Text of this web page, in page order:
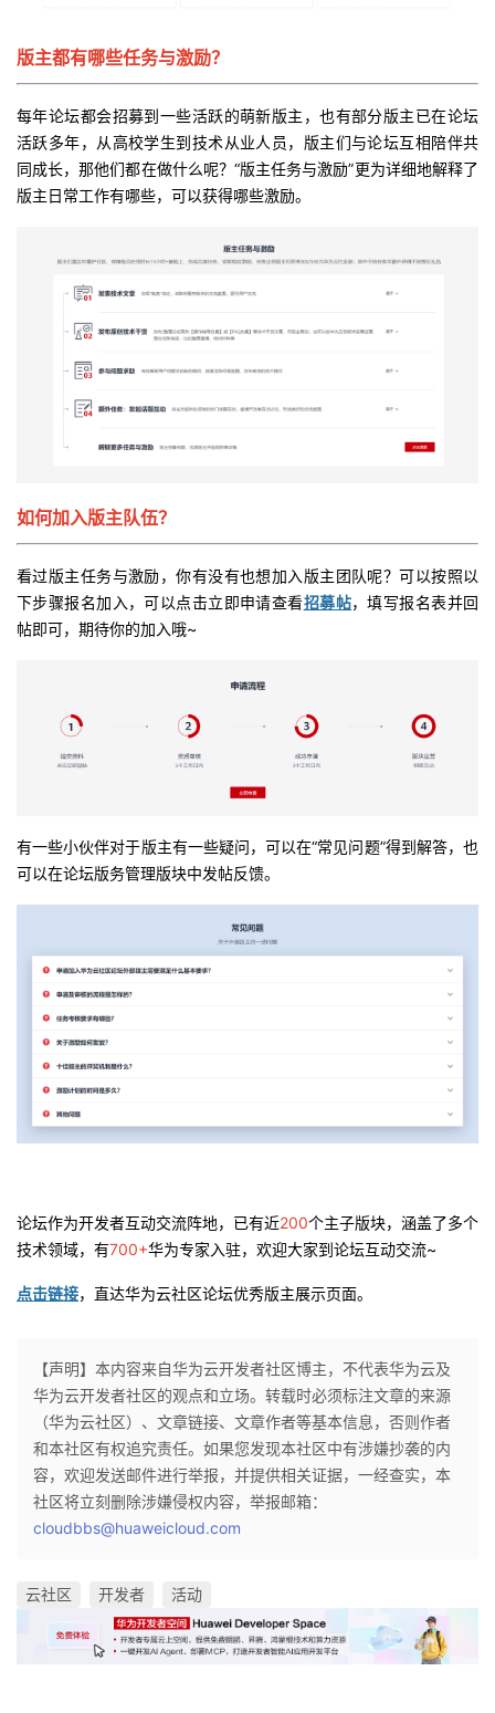
版主都有哪些任务与激励？
每年论坛都会招募到一些活跃的萌新版主，也有部分版主已在论坛
活跃多年，从高校学生到技术从业人员，版主们与论坛互相陪伴共
同成长，那他们都在做什么呢？“版主任务与激励”更为详细地解释了
版主日常工作有哪些，可以获得哪些激励。
如何加入版主队伍？
看过版主任务与激励，你有没有也想加入版主团队呢？可以按照以
下步骤报名加入，可以点击立即申请查看招募帖，填写报名表并回
帖即可，期待你的加入哦~
有一些小伙伴对于版主有一些疑问，可以在“常见问题”得到解答，也
可以在论坛版务管理版块中发帖反馈。
论坛作为开发者互动交流阵地，已有近200个主子版块，涵盖了多个
技术领域，有700+华为专家入驻，欢迎大家到论坛互动交流~
点击链接，直达华为云社区论坛优秀版主展示页面。
【声明】本内容来自华为云开发者社区博主，不代表华为云及
华为云开发者社区的观点和立场。转载时必须标注文章的来源
（华为云社区）、文章链接、文章作者等基本信息，否则作者
和本社区有权追究责任。如果您发现本社区中有涉嫌抄袭的内
容，欢迎发送邮件进行举报，并提供相关证据，一经查实，本
社区将立刻删除涉嫌侵权内容，举报邮箱：
cloudbbs@huaweicloud.com
云社区 开发者 活动